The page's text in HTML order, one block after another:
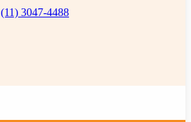
(11) 3047-4488